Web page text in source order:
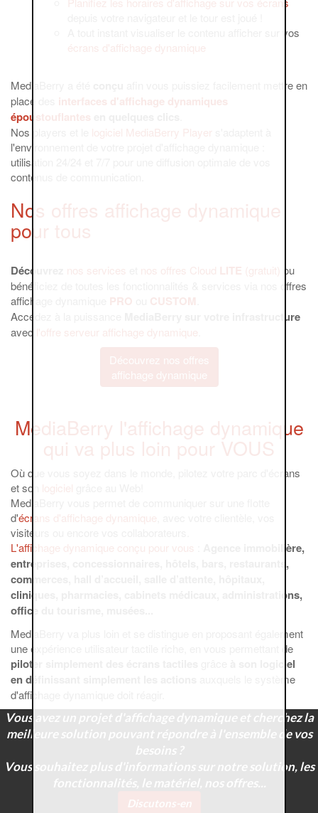
A tout instant visualiser le contenu afficher sur vos
écrans d'affichage dynamique
MediaBerry a été
afin vous puissiez facilement mettre en
place des interfaces d'affichage dynamiques
époustouflantes
Nos players et le
logiciel MediaBerry Player
l'environnement de votre projet d'affichage dynamique :
utilisation 24/24 et 7/7 pour une diffusion optimale de vos
contenus de communication.
Nos offres affichage dynamique
pour tous
Découvrez nos services nos offres Cloud LITE (gratuit)
ou
bénéficiez de toutes les fonctionnalités & services via nos offres
affichage dynamique PRO CUSTOM
Accédez à la puissance
MediaBerry sur votre infrastructure
avec l'offre serveur affichage dynamique
Découvrez nos offres
affichage dynamique
MediaBerry l'affichage dynamique
qui va plus loin pour VOUS
Où que vous soyez dans le monde, pilotez votre parc d'écrans
et son
logiciel
MediaBerry vous permet de communiquer sur une flotte
d'écrans d'affichage dynamique
visiteurs ou encore vos collaborateurs.
L'affichage dynamique conçu pour vous
Agence immobilière,
entreprises, concessionnaires, hôtels, bars, restaurants,
commerces, hall d’accueil, salle d’attente, hôpitaux,
cliniques, pharmacies, cabinets médicaux, administrations,
office du tourisme, musées...
MediaBerry va plus loin et se distingue en proposant également
une expérience utilisateur tactile riche, en vous permettant de
piloter simplement des écrans tactiles
à son logiciel
en définissant simplement les actions
auxquels le système
d'affichage dynamique doit réagir.
Vous avez un projet d'affichage dynamique et cherchez la
meilleure solution pouvant répondre à l'ensemble de vos
Vous souhaitez plus d'informations sur notre solution, les
Discutons-en